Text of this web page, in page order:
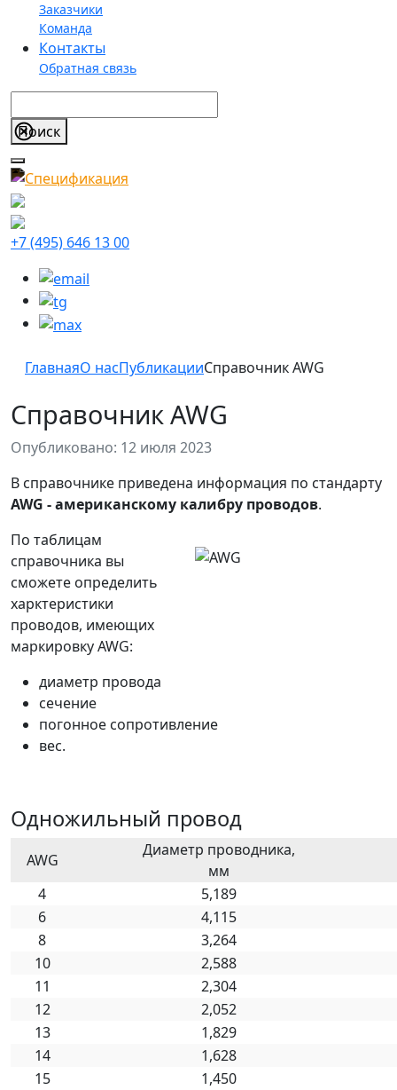
Заказчики
Команда
Контакты
Обратная связь
+7 (495) 646 13 00
ГлавнаяО насПубликацииСправочник AWG
Справочник AWG
Опубликовано: 12 июля 2023
В справочнике приведена информация по стандарту
AWG - американскому калибру проводов.
По таблицам
справочника вы
сможете определить
харктеристики
проводов, имеющих
маркировку AWG:
диаметр провода
сечение
погонное сопротивление
вес.
Одножильный провод
AWG
Диаметр проводника,
мм
4
5,189
6
4,115
8
3,264
10
2,588
11
2,304
12
2,052
13
1,829
14
1,628
15
1,450